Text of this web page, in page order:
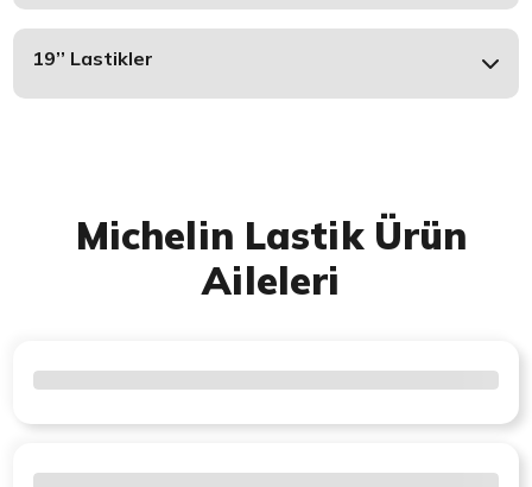
19’’ Lastikler
Michelin Lastik Ürün
Aileleri